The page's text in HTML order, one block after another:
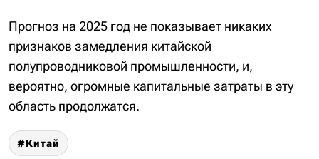
Прогноз на 2025 год не показывает никаких
признаков замедления китайской
полупроводниковой промышленности, и,
вероятно, огромные капитальные затраты в эту
область продолжатся.
Китай